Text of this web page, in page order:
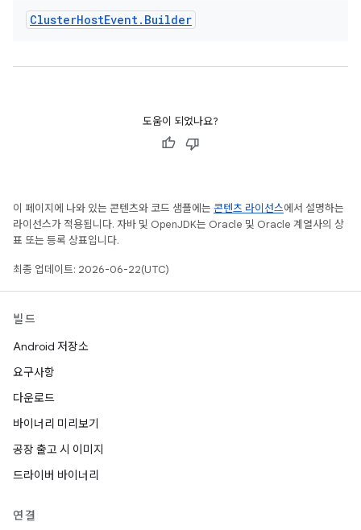
ClusterHostEvent. Builder
도움이 되었나요?
이 페이지에 나와 있는 콘텐츠와 코드 샘플에는 콘텐츠 라이선스에서 설명하는
라이선스가 적용됩니다. 자바 및 OpenJDK는 Oracle 및 Oracle 계열사의 상
표 또는 등록 상표입니다.
최종 업데이트: 2026-06-22(UTC)
빌드
Android 저장소
요구사항
다운로드
바이너리 미리보기
공장 출고 시 이미지
드라이버 바이너리
연결